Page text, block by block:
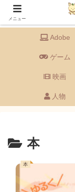
Adobeの備忘録を主に
【エン
Adobe
ゲーム
映画
人物
本
本
メニュー